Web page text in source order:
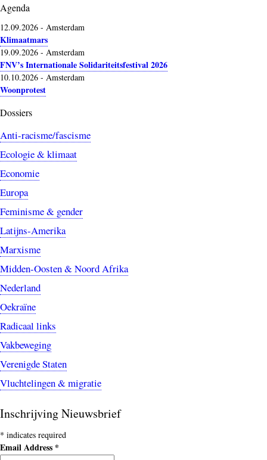
Agenda
12.09.2026 - Amsterdam
Klimaatmars
19.09.2026 - Amsterdam
FNV’s Internationale Solidariteitsfestival 2026
10.10.2026 - Amsterdam
Woonprotest
Dossiers
Anti-racisme/fascisme
Ecologie & klimaat
Economie
Europa
Feminisme & gender
Latijns-Amerika
Marxisme
Midden-Oosten & Noord Afrika
Nederland
Oekraïne
Radicaal links
Vakbeweging
Verenigde Staten
Vluchtelingen & migratie
Inschrijving Nieuwsbrief
* indicates required
Email Address *